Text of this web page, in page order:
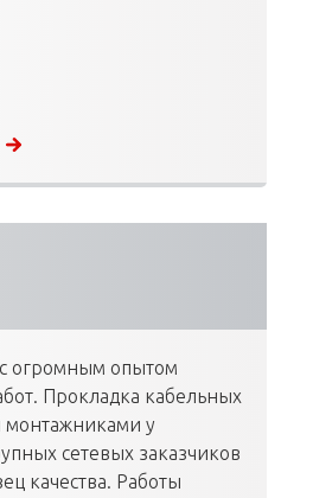
огромным опытом
Прокладка кабельных
монтажниками у
сетевых заказчиков
качества. Работы